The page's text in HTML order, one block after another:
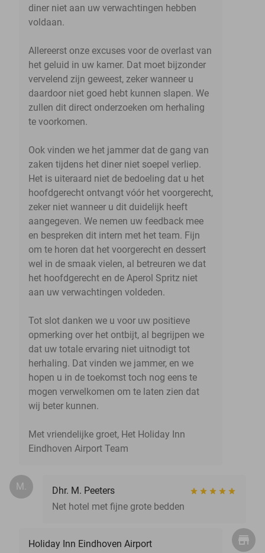
diner niet aan uw verwachtingen hebben
voldaan.
Allereerst onze excuses voor de overlast van
het geluid in uw kamer. Dat moet bijzonder
vervelend zijn geweest, zeker wanneer u
daardoor niet goed hebt kunnen slapen. We
zullen dit direct onderzoeken om herhaling
te voorkomen.
Ook vinden we het jammer dat de gang van
zaken tijdens het diner niet soepel verliep.
Het is uiteraard niet de bedoeling dat u het
hoofdgerecht ontvangt vóór het voorgerecht,
zeker niet wanneer u dit duidelijk heeft
aangegeven. We nemen uw feedback mee
en bespreken dit intern met het team. Fijn
om te horen dat het voorgerecht en dessert
wel in de smaak vielen, al betreuren we dat
het hoofdgerecht en de Aperol Spritz niet
aan uw verwachtingen voldeden.
Tot slot danken we u voor uw positieve
opmerking over het ontbijt, al begrijpen we
dat uw totale ervaring niet uitnodigt tot
herhaling. Dat vinden we jammer, en we
hopen u in de toekomst toch nog eens te
mogen verwelkomen om te laten zien dat
wij beter kunnen.
Met vriendelijke groet, Het Holiday Inn
Eindhoven Airport Team
M.
Dhr. M. Peeters
Net hotel met fijne grote bedden
Holiday Inn Eindhoven Airport